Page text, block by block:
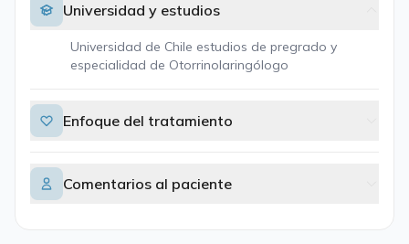
Universidad y estudios
Universidad de Chile estudios de pregrado y
especialidad de Otorrinolaringólogo
Enfoque del tratamiento
Comentarios al paciente